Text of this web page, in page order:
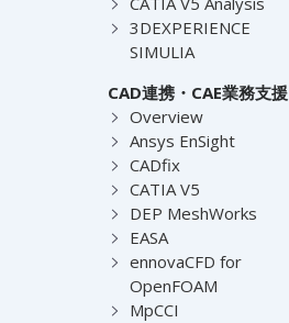
3DEXPERIENCE
SIMULIA
CAD連携・CAE業務支援
Overview
Ansys EnSight
CADfix
CATIA V5
DEP MeshWorks
EASA
ennovaCFD for
OpenFOAM
MpCCI